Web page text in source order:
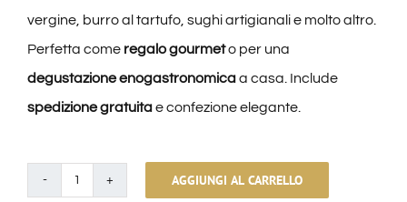
Ebay
vergine, burro al tartufo, sughi artigianali e molto altro.
Perfetta come regalo gourmeto per una
degustazione enogastronomicaa casa. Include
spedizione gratuitae confezione elegante.
Special
AGGIUNGI AL CARRELLO